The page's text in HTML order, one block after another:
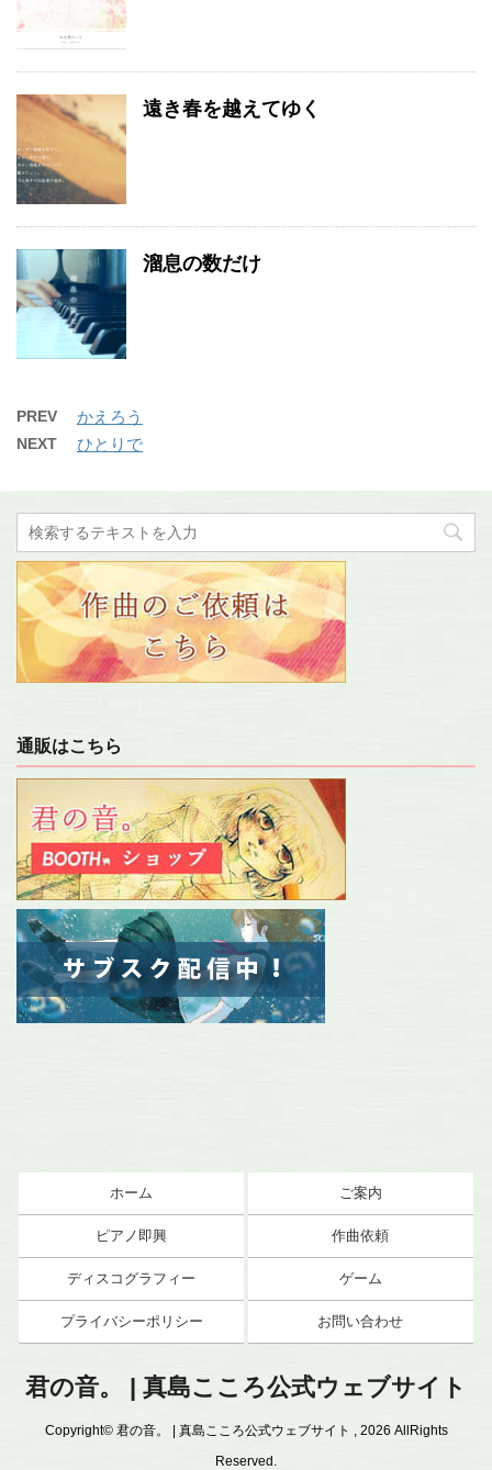
遠き春を越えてゆく
溜息の数だけ
PREV かえろう
NEXT ひとりで
通販はこちら
ホーム ご案内
ピアノ即興 作曲依頼
ディスコグラフィー ゲーム
プライバシーポリシー お問い合わせ
君の音。 | 真島こころ公式ウェブサイト
Copyright© 君の音。 | 真島こころ公式ウェブサイト , 2026 AllRights
Reserved.